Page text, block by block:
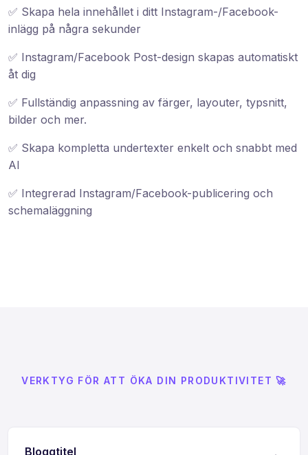
✅ Skapa hela innehållet i ditt Instagram-/Facebook-
inlägg på några sekunder
✅ Instagram/Facebook Post-design skapas automatiskt
åt dig
✅ Fullständig anpassning av färger, layouter, typsnitt,
bilder och mer.
✅ Skapa kompletta undertexter enkelt och snabbt med
AI
✅ Integrerad Instagram/Facebook-publicering och
schemaläggning
VERKTYG FÖR ATT ÖKA DIN PRODUKTIVITET 🚀
Bloggtitel